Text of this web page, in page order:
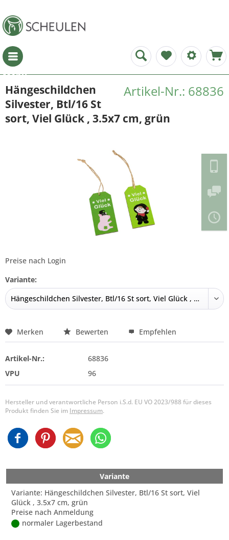
Menü
Artikel-Nr.: 68836
Hängeschildchen
Silvester, Btl/16 St
sort, Viel Glück , 3.5x7 cm, grün
Preise nach Login
Variante:
Merken Bewerten Empfehlen
Artikel-Nr.:
68836
VPU
96
Hersteller und verantwortliche Person i.S.d. EU VO 2023/988 für dieses
Produkt finden Sie im Impressum.
Variante
Variante: Hängeschildchen Silvester, Btl/16 St sort, Viel
Glück , 3.5x7 cm, grün
Preise nach Anmeldung
normaler Lagerbestand